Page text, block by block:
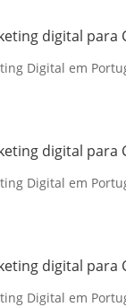
digital para
Digital em
digital para
Digital em
digital para
Digital em